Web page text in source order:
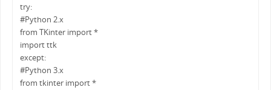
try:
#Python 2.x
from TKinter import *
import ttk
except:
#Python 3.x
from tkinter import *